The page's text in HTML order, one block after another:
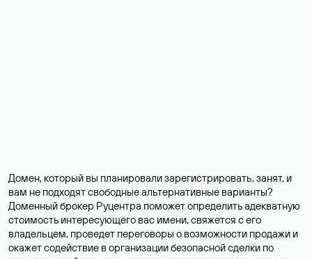
Домен, который вы планировали зарегистрировать, занят, и
вам не подходят свободные альтернативные варианты?
Доменный брокер Руцентра поможет определить адекватную
стоимость интересующего вас имени, свяжется с его
владельцем, проведет переговоры о возможности продажи и
окажет содействие в организации безопасной сделки по